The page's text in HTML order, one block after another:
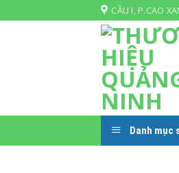
to
CẦU I, P.CAO
Danh mục